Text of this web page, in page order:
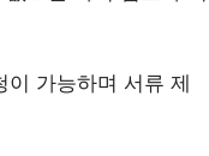
이 가능하며 서류 제